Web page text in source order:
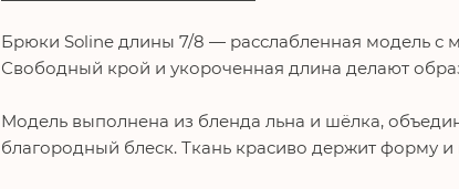
Брюки Soline длины 7/8 — расслабленная модель с
Свободный крой и укороченная длина делают
Модель выполнена из бленда льна и шёлка,
благородный блеск. Ткань красиво держит форму